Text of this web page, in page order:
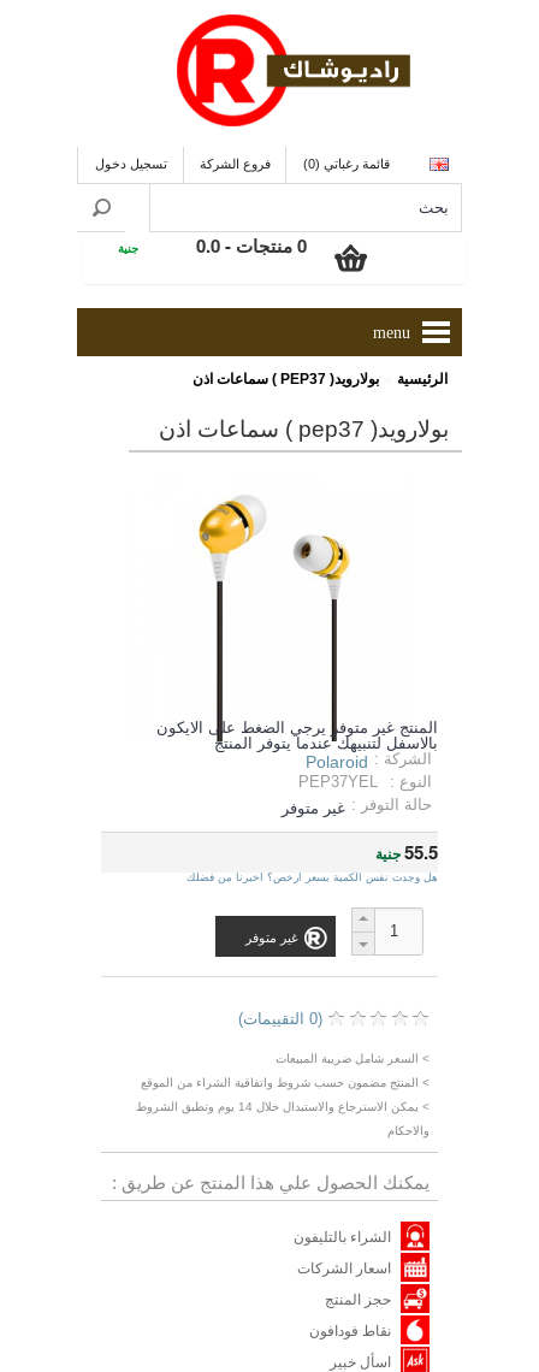
قائمة رغباتي (0) فروع الشركة تسجيل دخول
0 منتجات - 0.0 جنية
menu
الرئيسية بولارويد( PEP37 ) سماعات اذن
بولارويد( pep37 ) سماعات اذن
المنتج غير متوفر يرجي الضغط على الايكون
بالاسفل لتنبيهك عندما يتوفر المنتج
الشركة : Polaroid
النوع :
PEP37YEL
حالة التوفر : غير متوفر
55.5جنية
هل وجدت نفس الكمية بسعر ارخص؟ اخبرنا من فضلك
غير متوفر
(0 التقييمات)
> السعر شامل ضريبة المبيعات
> المنتج مضمون حسب شروط واتفاقية الشراء من الموقع
> يمكن الاسترجاع والاستبدال خلال 14 يوم وتطبق الشروط
والاحكام
يمكنك الحصول علي هذا المنتج عن طريق :
الشراء بالتليفون
اسعار الشركات
حجز المنتج
نقاط فودافون
اسأل خبير